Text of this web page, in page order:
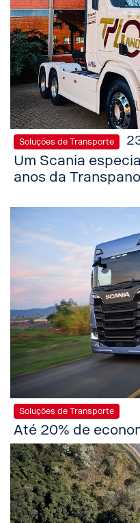
Soluções de Transporte
Um Scania
anos da
Soluções de Transporte
Até 20% de